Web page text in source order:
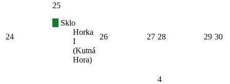
24
25
Sklo
Horka
I
(Kutná
Hora)
26 27 28 29 30
4